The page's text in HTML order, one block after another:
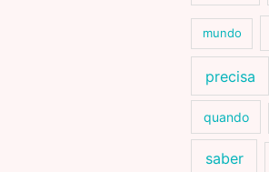
mundo
precisa
quando
saber